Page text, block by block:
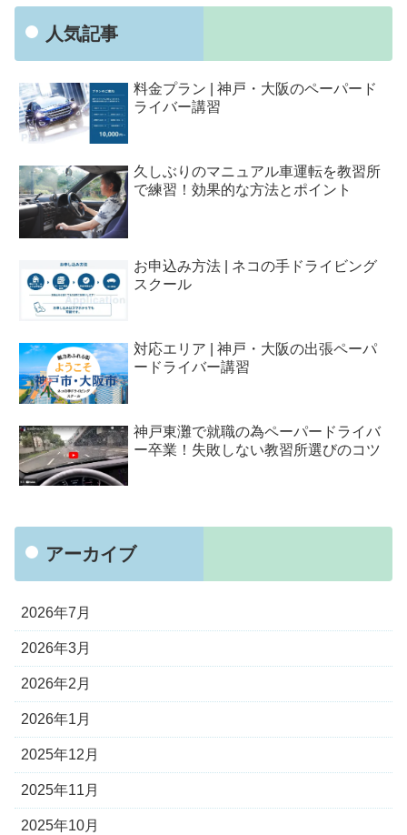
人気記事
料金プラン | 神戸・大阪のペーパード
ライバー講習
久しぶりのマニュアル車運転を教習所
で練習！効果的な方法とポイント
お申込み方法 | ネコの手ドライビング
スクール
対応エリア | 神戸・大阪の出張ペーパ
ードライバー講習
神戸東灘で就職の為ペーパードライバ
ー卒業！失敗しない教習所選びのコツ
アーカイブ
2026年7月
2026年3月
2026年2月
2026年1月
2025年12月
2025年11月
2025年10月